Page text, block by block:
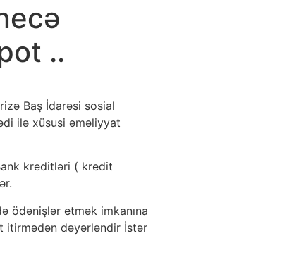
..
Baş İdarəsi sosial
ilə xüsusi əməliyyat
kreditləri ( kredit
ödənişlər etmək imkanına
itirmədən dəyərləndir İstər